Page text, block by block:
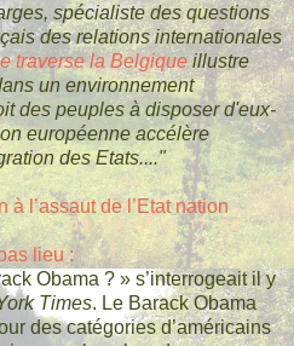
spécialiste des questions
des relations internationales
traverse la Belgiqueillustre
un environnement
des peuples à disposer d'eux-
européenne accélère
des Etats...."
l’assaut de l’Etat nation
lieu :
Obama ? » s’interrogeait il y
Times. Le Barack Obama
des catégories d’américains